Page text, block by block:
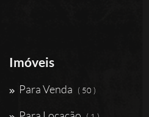
Imóveis
Para Venda ( 50 )